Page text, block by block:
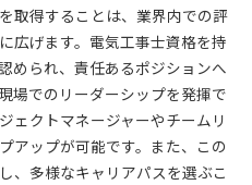
取得することは、業界内での評
広げます。電気工事士資格を持
められ、責任あるポジションへ
場でのリーダーシップを発揮で
ェクトマネージャーやチームリ
アップが可能です。また、この
、多様なキャリアパスを選ぶこ